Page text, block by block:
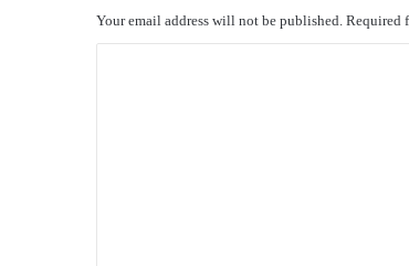
Your email address will not be published. Required